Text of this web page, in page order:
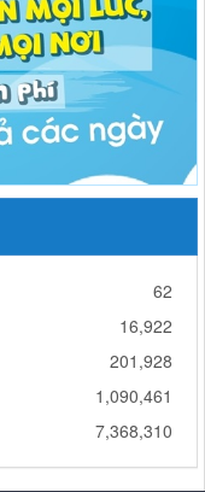
62
16,922
201,928
1,090,461
7,368,310